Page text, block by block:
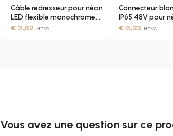
Câble redresseur pour néon
LED flexible monochrome
blanc IP65
€ 2,62 HTVA
Connecteur
IP65 48V pour
avec câble 2 fils
€ 0,23 HTVA
Vous avez une question sur ce